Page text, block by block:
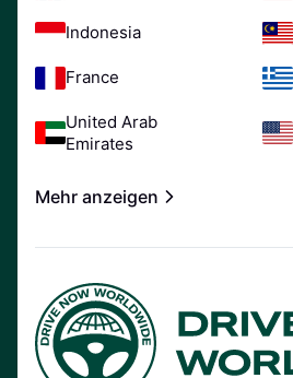
Indonesia
France
United Arab
Emirates
Mehr anzeigen